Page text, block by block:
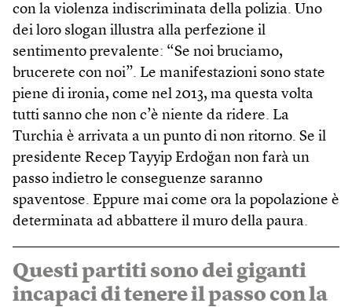
con la violenza indiscriminata della polizia. Uno
dei loro slogan illustra alla perfezione il
sentimento prevalente: “Se noi bruciamo,
brucerete con noi”. Le manifestazioni sono state
piene di ironia, come nel 2013, ma questa volta
tutti sanno che non c’è niente da ridere. La
Turchia è arrivata a un punto di non ritorno. Se il
presidente Recep Tayyip Erdoğan non farà un
passo indietro le conseguenze saranno
spaventose. Eppure mai come ora la popolazione è
determinata ad abbattere il muro della paura.
Questi partiti sono dei giganti
incapaci di tenere il passo con la